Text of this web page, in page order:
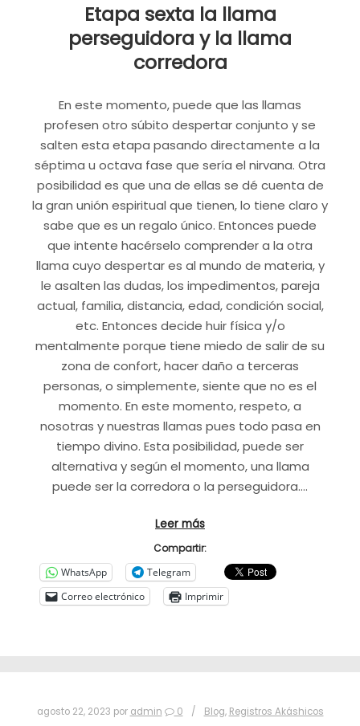
Etapa sexta la llama
perseguidora y la llama
corredora
En este momento, puede que las llamas
profesen otro súbito despertar conjunto y se
salten esta etapa pasando directamente a la
séptima u octava fase que sería el nirvana. Otra
posibilidad es que una de ellas se dé cuenta de
la gran unión espiritual que tienen, lo tiene claro y
sabe que es un regalo único. Entonces puede
que intente hacérselo comprender a la otra
llama cuyo despertar es al mundo de materia, y
le asalten las dudas, los impedimentos, pareja
actual, familia, distancia, edad, condición social,
etc. Entonces decide huir física y/o
mentalmente porque tiene miedo de salir de su
zona de confort, hacer daño a terceras
personas, o simplemente, siente que no es el
momento. En este momento, respeto, a
nosotras y nuestras llamas pues todo pasa en
tiempo divino. Esta posibilidad, puede ser
alternativa y según el momento, una llama
puede ser la corredora o la perseguidora.…
Leer más
Compartir:
WhatsApp
Telegram
Correo electrónico
Imprimir
agosto 22, 2023 por admin 0 Blog, Registros Akáshicos